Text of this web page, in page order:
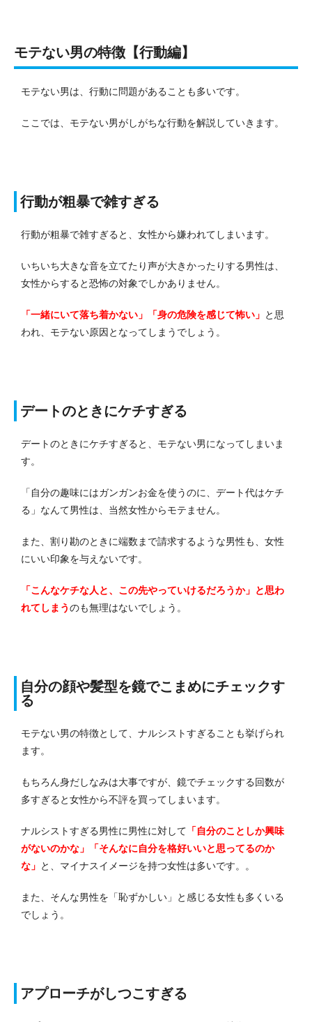
モテない男の特徴【行動編】
モテない男は、行動に問題があることも多いです。
ここでは、モテない男がしがちな行動を解説していきます。
行動が粗暴で雑すぎる
行動が粗暴で雑すぎると、女性から嫌われてしまいます。
いちいち大きな音を立てたり声が大きかったりする男性は、
女性からすると恐怖の対象でしかありません。
「一緒にいて落ち着かない」「身の危険を感じて怖い」 と思
われ、モテない原因となってしまうでしょう。
デートのときにケチすぎる
デートのときにケチすぎると、モテない男になってしまいま
す。
「自分の趣味にはガンガンお金を使うのに、デート代はケチ
る」なんて男性は、当然女性からモテません。
また、割り勘のときに端数まで請求するような男性も、女性
にいい印象を与えないです。
「こんなケチな人と、この先やっていけるだろうか」と思わ
れてしまうのも無理はないでしょう。
自分の顔や髪型を鏡でこまめにチェックす
る
モテない男の特徴として、ナルシストすぎることも挙げられ
ます。
もちろん身だしなみは大事ですが、鏡でチェックする回数が
多すぎると女性から不評を買ってしまいます。
ナルシストすぎる男性に男性に対して 「自分のことしか興味
がないのかな」「そんなに自分を格好いいと思ってるのか
な」 と、マイナスイメージを持つ女性は多いです。。
また、そんな男性を「恥ずかしい」と感じる女性も多くいる
でしょう。
アプローチがしつこすぎる